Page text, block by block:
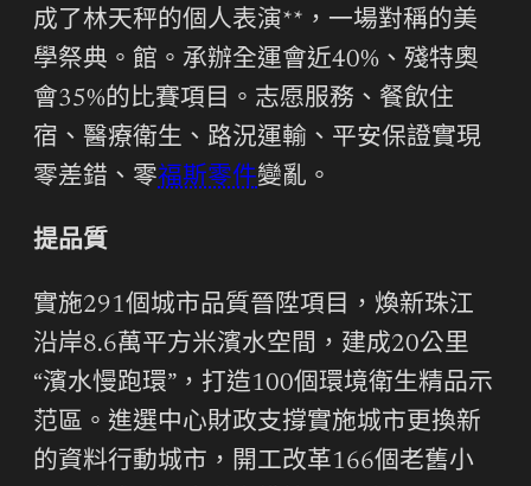
成了林天秤的個人表演**，一場對稱的美
學祭典。館。承辦全運會近40%、殘特奧
會35%的比賽項目。志愿服務、餐飲住
宿、醫療衛生、路況運輸、平安保證實現
零差錯、零福斯零件變亂。
提品質
實施291個城市品質晉陞項目，煥新珠江
沿岸8.6萬平方米濱水空間，建成20公里
“濱水慢跑環”，打造100個環境衛生精品示
范區。進選中心財政支撐實施城市更換新
的資料行動城市，開工改革166個老舊小